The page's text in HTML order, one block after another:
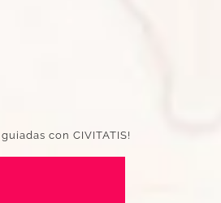
con CIVITATIS!